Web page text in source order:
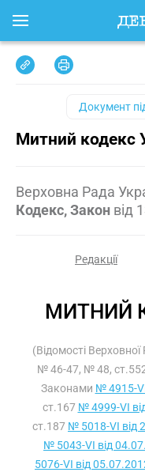
Документ
Митний кодекс
Верховна Рада
Кодекс, Закон від
Редакції
МИТНИЙ
(Відомості
№ 46-47, № 48,
Законами № 4915-
ст.167 № 4999-VI
ст.187 № 5018-VI від
№ 5043-VI від
5076-VI від